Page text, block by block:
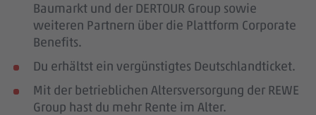
Baumarkt und der DERTOUR Group sowie
weiteren Partnern über die Plattform Corporate
Benefits.
Du erhältst ein vergünstigtes Deutschlandticket.
Mit der betrieblichen Altersversorgung der REWE
Group hast du mehr Rente im Alter.